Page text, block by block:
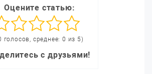
Оцените статью:
голосов, среднее: 0 из 5)
с друзьями!